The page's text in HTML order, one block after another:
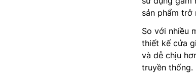
sản phẩm trở
So với nhiều
thiết kế cửa
và dễ chịu
truyền thống.